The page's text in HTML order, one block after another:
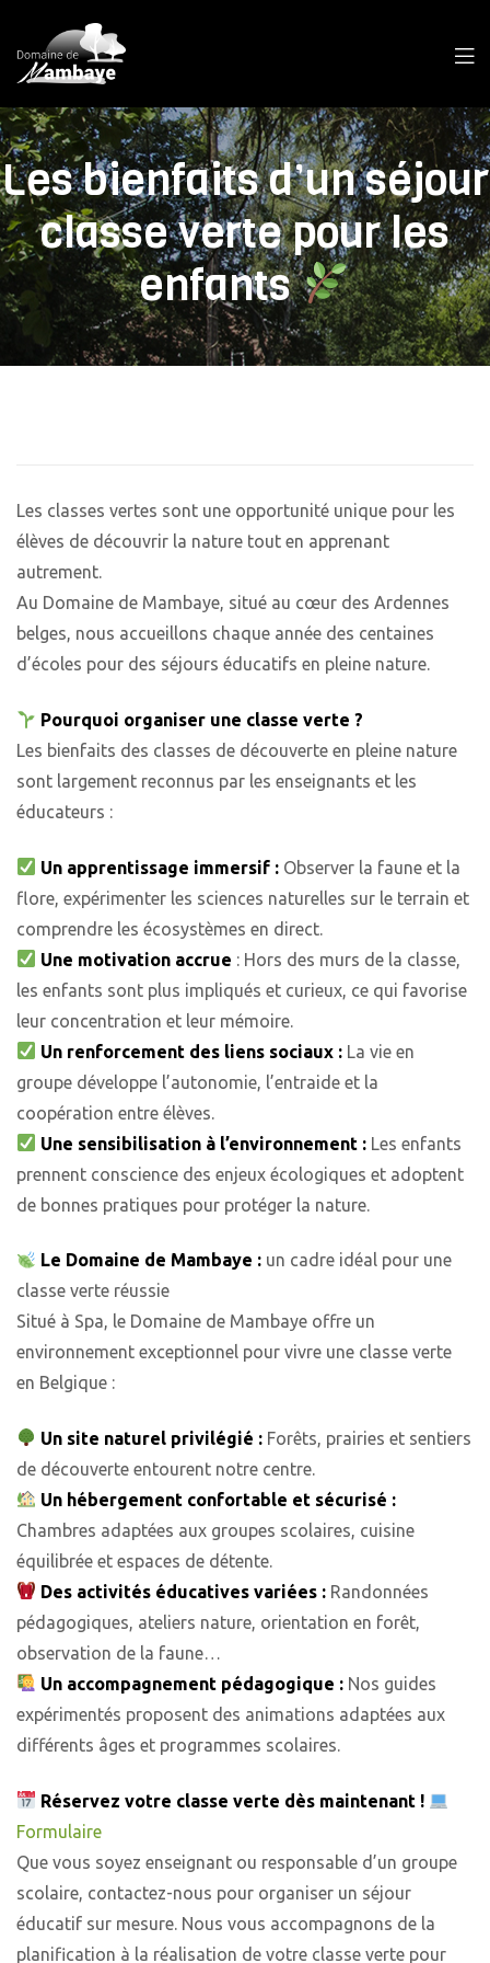
Les bienfaits d’un séjour
classe verte pour les
enfants
Les classes vertes sont une opportunité unique pour les
élèves de découvrir la nature tout en apprenant
autrement.
Au Domaine de Mambaye, situé au cœur des Ardennes
belges, nous accueillons chaque année des centaines
d’écoles pour des séjours éducatifs en pleine nature.
Pourquoi organiser une classe verte ?
Les bienfaits des classes de découverte en pleine nature
sont largement reconnus par les enseignants et les
éducateurs :
Un apprentissage immersif : Observer la faune et la
flore, expérimenter les sciences naturelles sur le terrain et
comprendre les écosystèmes en direct.
Une motivation accrue : Hors des murs de la classe,
les enfants sont plus impliqués et curieux, ce qui favorise
leur concentration et leur mémoire.
Un renforcement des liens sociaux : La vie en
groupe développe l’autonomie, l’entraide et la
coopération entre élèves.
Une sensibilisation à l’environnement : Les enfants
prennent conscience des enjeux écologiques et adoptent
de bonnes pratiques pour protéger la nature.
Le Domaine de Mambaye : un cadre idéal pour une
classe verte réussie
Situé à Spa, le Domaine de Mambaye offre un
environnement exceptionnel pour vivre une classe verte
en Belgique :
Un site naturel privilégié : Forêts, prairies et sentiers
de découverte entourent notre centre.
Un hébergement confortable et sécurisé :
Chambres adaptées aux groupes scolaires, cuisine
équilibrée et espaces de détente.
Des activités éducatives variées : Randonnées
pédagogiques, ateliers nature, orientation en forêt,
observation de la faune…
Un accompagnement pédagogique : Nos guides
expérimentés proposent des animations adaptées aux
différents âges et programmes scolaires.
Réservez votre classe verte dès maintenant !
Formulaire
Que vous soyez enseignant ou responsable d’un groupe
scolaire, contactez-nous pour organiser un séjour
éducatif sur mesure. Nous vous accompagnons de la
planification à la réalisation de votre classe verte pour